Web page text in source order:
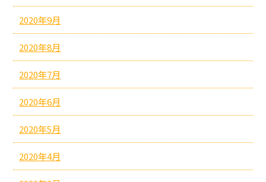
2020年9月
2020年8月
2020年7月
2020年6月
2020年5月
2020年4月